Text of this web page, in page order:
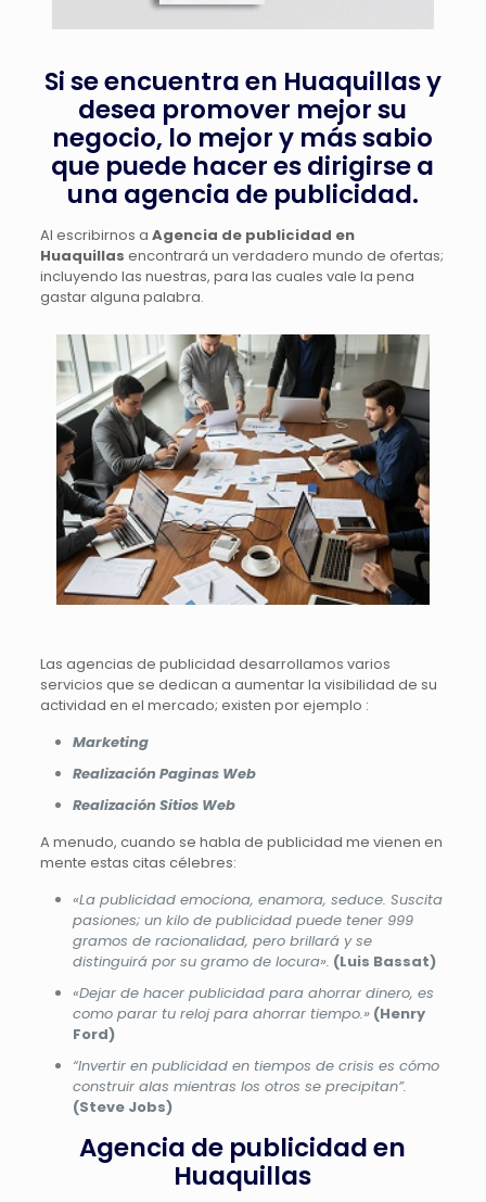
Si se encuentra en Huaquillas y
desea promover mejor su
negocio, lo mejor y más sabio
que puede hacer es dirigirse a
una agencia de publicidad.
Al escribirnos a Agencia de publicidad en
Huaquillas encontrará un verdadero mundo de ofertas;
incluyendo las nuestras, para las cuales vale la pena
gastar alguna palabra.
Las agencias de publicidad desarrollamos varios
servicios que se dedican a aumentar la visibilidad de su
actividad en el mercado; existen por ejemplo :
Marketing
Realización Paginas Web
Realización Sitios Web
A menudo, cuando se habla de publicidad me vienen en
mente estas citas célebres:
«La publicidad emociona, enamora, seduce. Suscita
pasiones; un kilo de publicidad puede tener 999
gramos de racionalidad, pero brillará y se
distinguirá por su gramo de locura». (Luis Bassat)
«Dejar de hacer publicidad para ahorrar dinero, es
como parar tu reloj para ahorrar tiempo.» (Henry
Ford)
“Invertir en publicidad en tiempos de crisis es cómo
construir alas mientras los otros se precipitan”.
(Steve Jobs)
Agencia de publicidad en
Huaquillas